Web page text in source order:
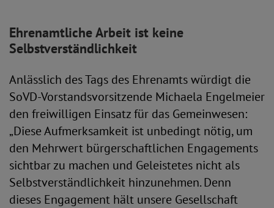
Ehrenamtliche Arbeit ist keine
Selbstverständlichkeit
Anlässlich des Tags des Ehrenamts würdigt die
SoVD-Vorstandsvorsitzende Michaela Engelmeier
den freiwilligen Einsatz für das Gemeinwesen:
„Diese Aufmerksamkeit ist unbedingt nötig, um
den Mehrwert bürgerschaftlichen Engagements
sichtbar zu machen und Geleistetes nicht als
Selbstverständlichkeit hinzunehmen. Denn
dieses Engagement hält unsere Gesellschaft